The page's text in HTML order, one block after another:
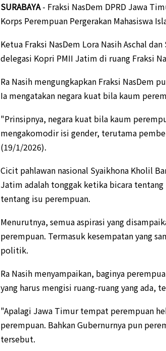
SURABAYA- Fraksi NasDem DPRD Jawa
Korps Perempuan Pergerakan Mahasiswa
Ketua Fraksi NasDem Lora Nasih Aschal
delegasi Kopri PMII Jatim di ruang Fraksi
Ra Nasih mengungkapkan Fraksi NasDem
Ia mengatakan negara kuat bila kaum
"Prinsipnya, negara kuat bila kaum
mengakomodir isi gender, terutama
(19/1/2026).
Cicit pahlawan nasional Syaikhona Kholil
Jatim adalah tonggak ketika bicara
tentang isu perempuan.
Menurutnya, semua aspirasi yang
perempuan. Termasuk kesempatan yang
politik.
Ra Nasih menyampaikan, baginya
yang harus mengisi ruang-ruang yang ada,
"Apalagi Jawa Timur tempat perempuan
perempuan. Bahkan Gubernurnya pun
tersebut.